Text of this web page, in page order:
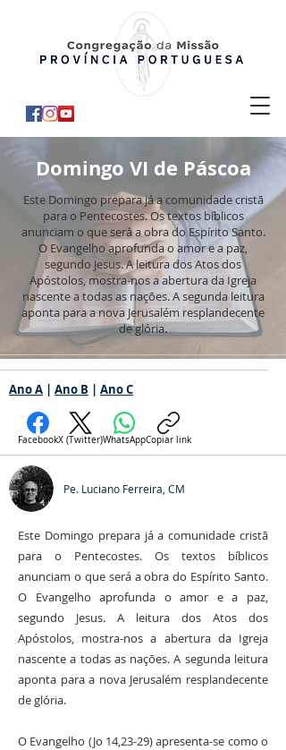
Domingo VI de Páscoa
Este Domingo prepara já a comunidade cristã
para o Pentecostes. Os textos bíblicos
anunciam o que será a obra do Espírito Santo.
O Evangelho aprofunda o amor e a paz,
segundo Jesus. A leitura dos Atos dos
Apóstolos, mostra-nos a abertura da Igreja
nascente a todas as nações. A segunda leitura
aponta para a nova Jerusalém resplandecente
de glória.
Ano A | Ano B | Ano C
FacebookX (Twitter)WhatsAppCopiar link
Pe. Luciano Ferreira, CM
Este Domingo prepara já a comunidade cristã
para o Pentecostes. Os textos bíblicos
anunciam o que será a obra do Espírito Santo.
O Evangelho aprofunda o amor e a paz,
segundo Jesus. A leitura dos Atos dos
Apóstolos, mostra-nos a abertura da Igreja
nascente a todas as nações. A segunda leitura
aponta para a nova Jerusalém resplandecente
de glória.
O Evangelho (Jo 14,23-29) apresenta-se como o